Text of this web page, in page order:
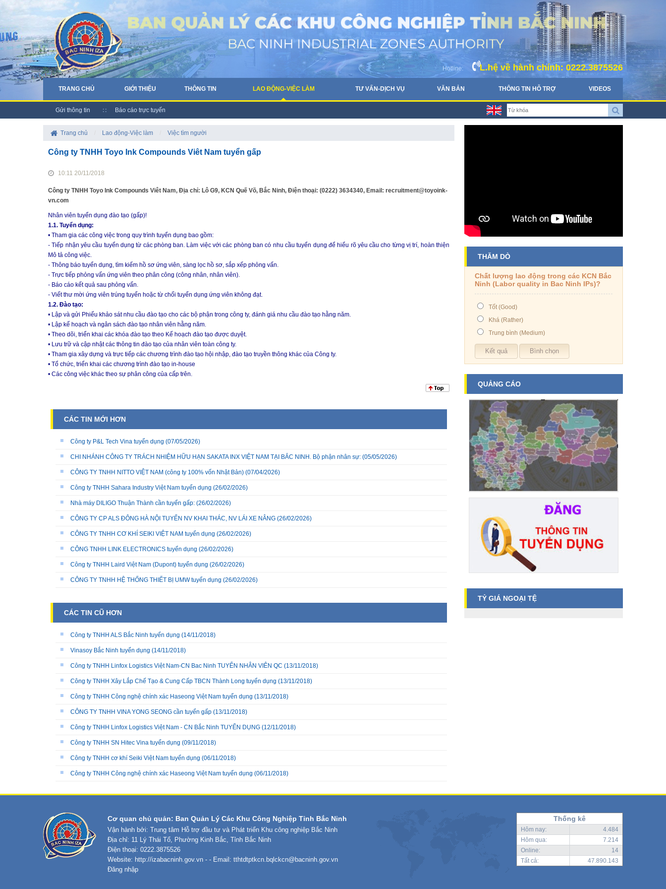
Hotline: L.hệ về hành chính: 0222.3875526
TRANG CHỦ GIỚI THIỆU THÔNG TIN LAO ĐỘNG-VIỆC LÀM TƯ VẤN-DỊCH VỤ VĂN BẢN THÔNG TIN HỖ TRỢ VIDEOS
Gửi thông tin Báo cáo trực tuyến
Trang chủ Lao động-Việc làm Việc tìm người
Công ty TNHH Toyo Ink Compounds Viêt Nam tuyển gấp
10:11 20/11/2018
Công ty TNHH Toyo Ink Compounds Viêt Nam, Địa chỉ: Lô G9, KCN Quế Võ, Bắc Ninh, Điện thoại: (0222) 3634340, Email: recruitment@toyoink-
vn.com
Nhân viên tuyển dụng đào tạo (gấp)!
1.1. Tuyển dụng:
• Tham gia các công việc trong quy trình tuyển dụng bao gồm:
- Tiếp nhận yêu cầu tuyển dụng từ các phòng ban. Làm việc với các phòng ban có nhu cầu tuyển dụng để hiểu rõ yêu cầu cho từng vị trí, hoàn thiện
Mô tả công việc.
- Thông báo tuyển dụng, tìm kiếm hồ sơ ứng viên, sàng lọc hồ sơ, sắp xếp phỏng vấn.
- Trực tiếp phỏng vấn ứng viên theo phân công (công nhân, nhân viên).
- Báo cáo kết quả sau phỏng vấn.
- Viết thư mời ứng viên trúng tuyển hoặc từ chối tuyển dụng ứng viên không đạt.
1.2. Đào tạo:
• Lập và gửi Phiếu khảo sát nhu cầu đào tạo cho các bộ phận trong công ty, đánh giá nhu cầu đào tạo hằng năm.
• Lập kế hoạch và ngân sách đào tạo nhân viên hằng năm.
• Theo dõi, triển khai các khóa đào tạo theo Kế hoạch đào tạo được duyệt.
• Lưu trữ và cập nhật các thông tin đào tạo của nhân viên toàn công ty.
• Tham gia xây dựng và trực tiếp các chương trình đào tạo hội nhập, đào tạo truyền thông khác của Công ty.
• Tổ chức, triển khai các chương trình đào tạo in-house
• Các công việc khác theo sự phân công của cấp trên.
CÁC TIN MỚI HƠN
Công ty P&L Tech Vina tuyển dụng (07/05/2026)
CHI NHÁNH CÔNG TY TRÁCH NHIỆM HỮU HẠN SAKATA INX VIỆT NAM TẠI BẮC NINH. Bộ phận nhân sự: (05/05/2026)
CÔNG TY TNHH NITTO VIỆT NAM (công ty 100% vốn Nhật Bản) (07/04/2026)
Công ty TNHH Sahara Industry Việt Nam tuyển dụng (26/02/2026)
Nhà máy DILIGO Thuận Thành cần tuyển gấp: (26/02/2026)
CÔNG TY CP ALS ĐÔNG HÀ NỘI TUYỂN NV KHAI THÁC, NV LÁI XE NÂNG (26/02/2026)
CÔNG TY TNHH CƠ KHÍ SEIKI VIỆT NAM tuyển dụng (26/02/2026)
CÔNG TNHH LINK ELECTRONICS tuyển dụng (26/02/2026)
Công ty TNHH Laird Việt Nam (Dupont) tuyển dụng (26/02/2026)
CÔNG TY TNHH HỆ THỐNG THIẾT BỊ UMW tuyển dụng (26/02/2026)
CÁC TIN CŨ HƠN
Công ty TNHH ALS Bắc Ninh tuyển dụng (14/11/2018)
Vinasoy Bắc Ninh tuyển dụng (14/11/2018)
Công ty TNHH Linfox Logistics Việt Nam-CN Bac Ninh TUYỂN NHÂN VIÊN QC (13/11/2018)
Công ty TNHH Xây Lắp Chế Tạo & Cung Cấp TBCN Thành Long tuyển dụng (13/11/2018)
Công ty TNHH Công nghệ chính xác Haseong Việt Nam tuyển dụng (13/11/2018)
CÔNG TY TNHH VINA YONG SEONG cần tuyển gấp (13/11/2018)
Công ty TNHH Linfox Logistics Việt Nam - CN Bắc Ninh TUYỂN DỤNG (12/11/2018)
Công ty TNHH SN Hitec Vina tuyển dụng (09/11/2018)
Công ty TNHH cơ khí Seiki Việt Nam tuyển dụng (06/11/2018)
Công ty TNHH Công nghệ chính xác Haseong Việt Nam tuyển dụng (06/11/2018)
THĂM DÒ
Chất lượng lao động trong các KCN Bắc
Ninh (Labor quality in Bac Ninh IPs)?
Tốt (Good)
Khá (Rather)
Trung bình (Medium)
QUẢNG CÁO
TỶ GIÁ NGOẠI TỆ
Thống kê
Hôm nay:
4.484
Hôm qua:
7.214
Online:
14
Tất cả:
47.890.143
Cơ quan chủ quản: Ban Quản Lý Các Khu Công Nghiệp Tỉnh Bắc Ninh
Vận hành bởi: Trung tâm Hỗ trợ đầu tư và Phát triển Khu công nghiệp Bắc Ninh
Địa chỉ: 11 Lý Thái Tổ, Phường Kinh Bắc, Tỉnh Bắc Ninh
Điện thoại: 0222.3875526
Website: http://izabacninh.gov.vn - - Email: tthtdtptkcn.bqlckcn@bacninh.gov.vn
Đăng nhập